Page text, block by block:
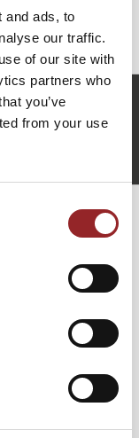
and ads, to
our traffic.
of our site with
partners who
you’ve
from your use
Wege
10
MAIK
über Jahren